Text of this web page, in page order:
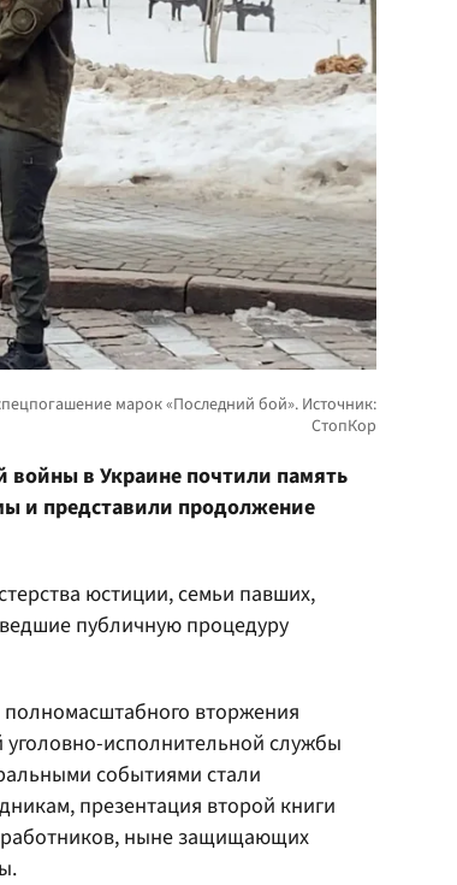
в Украине почтили память
и представили продолжение
юстиции, семьи павших,
публичную процедуру
вторжения
уголовно-исполнительной службы
событиями стали
презентация второй книги
ныне защищающих